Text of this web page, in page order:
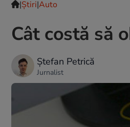
|Ştiri|Auto
Cât costă să
Ștefan Petrică
Jurnalist